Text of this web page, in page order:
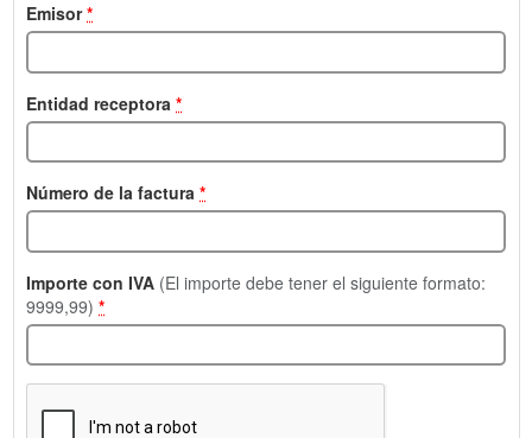
Emisor*
Entidad receptora *
Número de la factura *
Importe con IVA (El importe debe tener el siguiente formato:
9999,99) *